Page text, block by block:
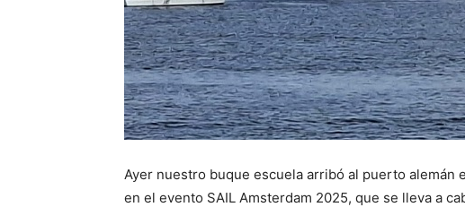
Ayer nuestro buque escuela arribó al puerto
en el evento SAIL Amsterdam 2025, que se lleva a